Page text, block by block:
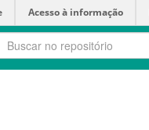
Acesso à informação